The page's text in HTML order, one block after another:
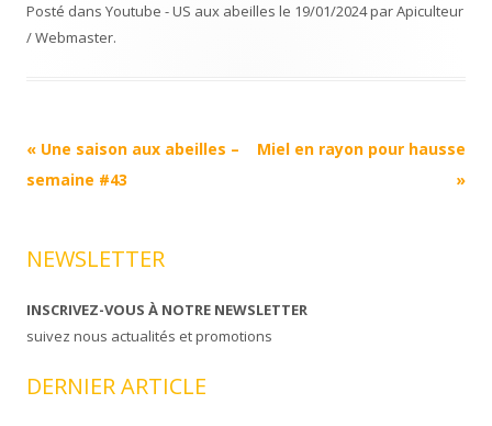
Posté dans Youtube - US aux abeilles le 19/01/2024parApiculteur
/ Webmaster.
Navigation
Article
« Une saison aux abeilles –
semaine #43
Miel en rayon pour hausse
»
NEWSLETTER
INSCRIVEZ-VOUS À NOTRE NEWSLETTER
suivez nous actualités et promotions
DERNIER ARTICLE